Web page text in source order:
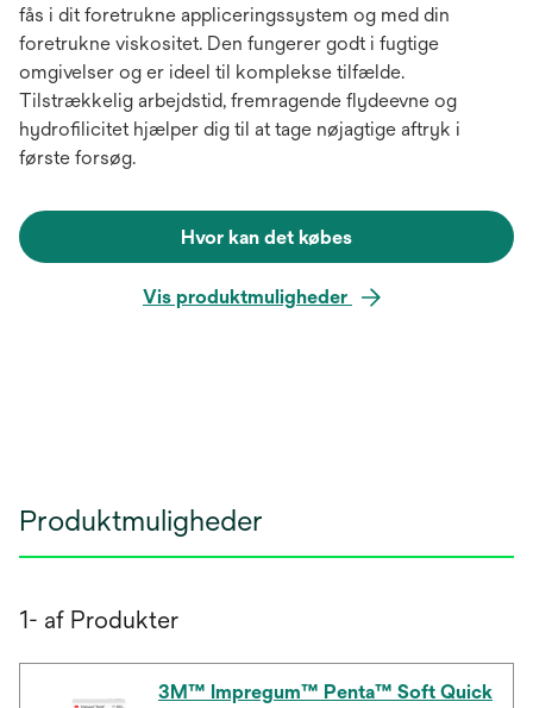
fås i dit foretrukne appliceringssystem og med din
foretrukne viskositet. Den fungerer godt i fugtige
omgivelser og er ideel til komplekse tilfælde.
Tilstrækkelig arbejdstid, fremragende flydeevne og
hydrofilicitet hjælper dig til at tage nøjagtige aftryk i
første forsøg.
Hvor kan det købes
Vis produktmuligheder
Produktmuligheder
1- af Produkter
3M™ Impregum™ Penta™ Soft Quick